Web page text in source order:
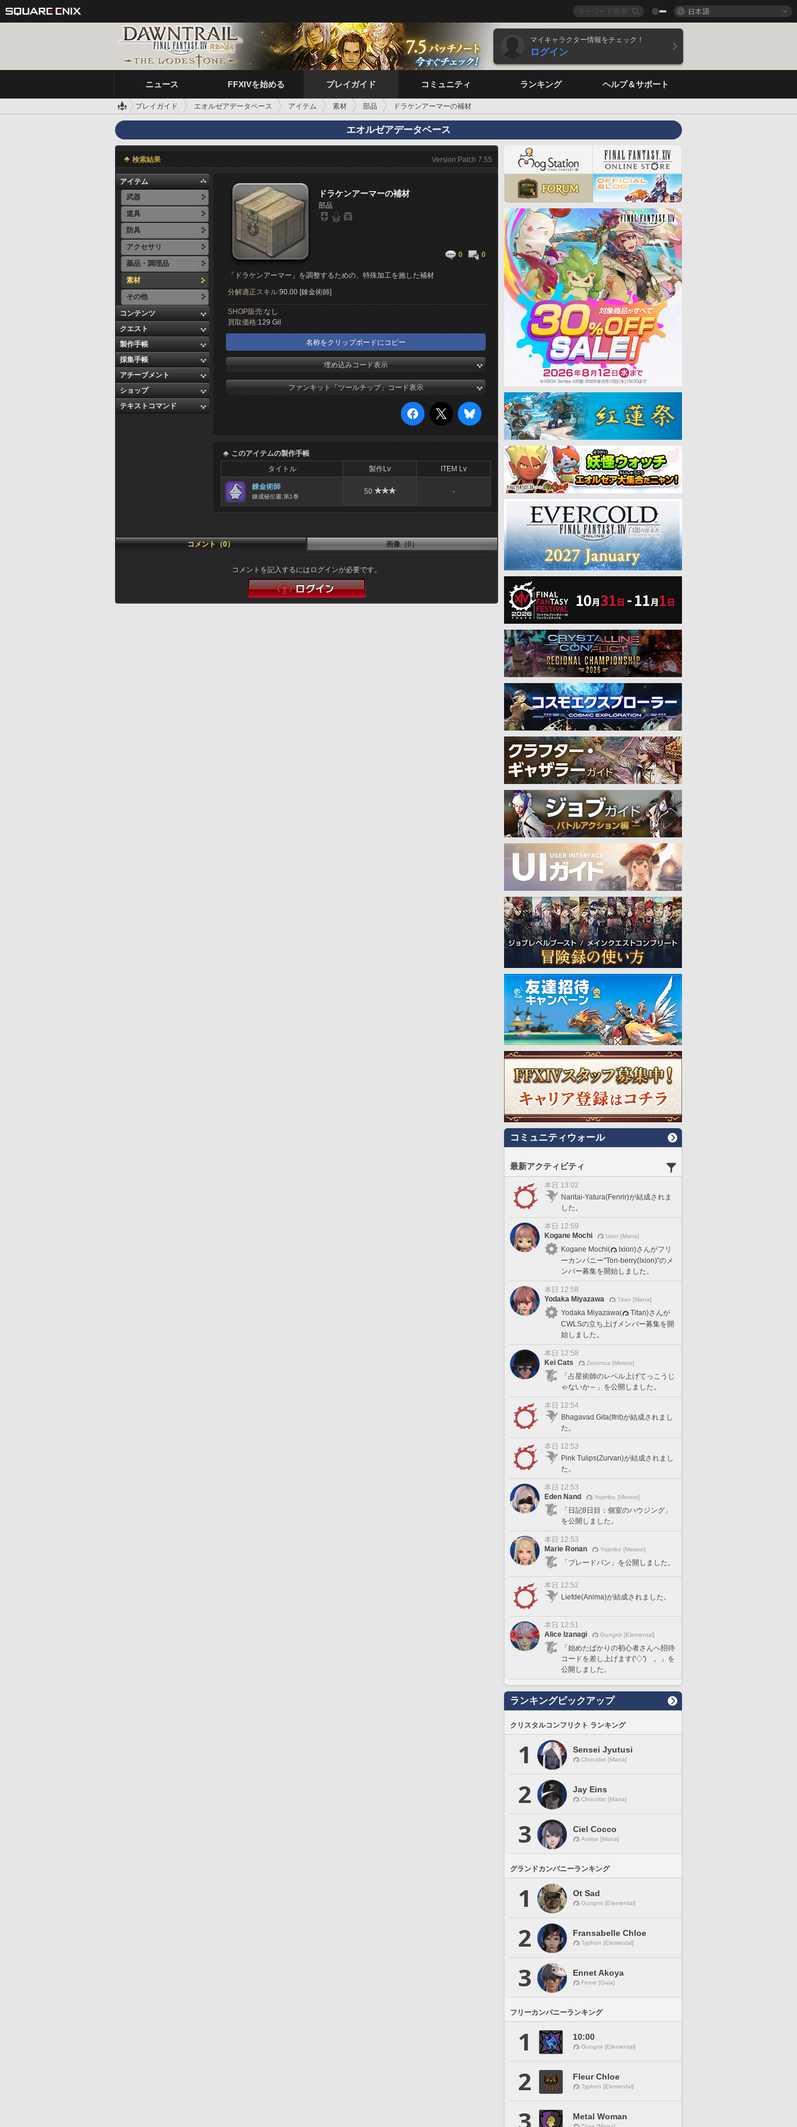
日本語
マイキャラクター情報をチェック！
ログイン
ニュース FFXIVを始める プレイガイド コミュニティ ランキング ヘルプ＆サポート
プレイガイド エオルゼアデータベース アイテム 素材 部品 ドラケンアーマーの補材
エオルゼアデータベース
検索結果 Version:Patch 7.55
アイテム
武器
道具
防具
アクセサリ
薬品・調理品
素材
その他
コンテンツ
クエスト
製作手帳
採集手帳
アチーブメント
ショップ
テキストコマンド
ドラケンアーマーの補材
部品
0 0
「ドラケンアーマー」を調整するための、特殊加工を施した補材
分解適正スキル:90.00 [錬金術師]
SHOP販売:なし
買取価格:129 Gil
名称をクリップボードにコピー
埋め込みコード表示
ファンキット「ツールチップ」コード表示
このアイテムの製作手帳
タイトル
製作Lv ITEM Lv
錬金術師
錬成秘伝書:第1巻
50 -
コメント（0） 画像（0）
コメントを記入するにはログインが必要です。
コミュニティウォール
最新アクティビティ
本日 13:02
Naritai-Yatura(Fenrir)が結成されま
した。
本日 12:59
Kogane Mochi
Ixion [Mana]
Kogane Mochi(
Ixion)さんがフリ
ーカンパニー"Ton-berry(Ixion)"のメ
ンバー募集を開始しました。
本日 12:58
Yodaka Miyazawa
Titan [Mana]
Yodaka Miyazawa(
Titan)さんが
CWLSの立ち上げメンバー募集を開
始しました。
本日 12:58
Kei Cats
Zeromus [Meteor]
「占星術師のレベル上げてっこうじ
ゃないか～」を公開しました。
本日 12:54
Bhagavad.Gita(Ifrit)が結成されまし
た。
本日 12:53
Pink Tulips(Zurvan)が結成されまし
た。
本日 12:53
Eden Nand
Yojimbo [Meteor]
「日記8日目：個室のハウジング」
を公開しました。
本日 12:53
Marie Ronan
Yojimbo [Meteor]
「ブレードバン」を公開しました。
本日 12:52
Liefde(Anima)が結成されました。
本日 12:51
Alice Izanagi
Gungnir [Elemental]
「始めたばかりの初心者さんへ招待
コードを差し上げます('◇')ゞ。」を
公開しました。
ランキングピックアップ
クリスタルコンフリクト ランキング
1 Sensei Jyutusi
Chocobo [Mana]
2 Jay Eins
Chocobo [Mana]
3 Ciel Cocco
Anima [Mana]
グランドカンパニーランキング
1 Ot Sad
Gungnir [Elemental]
2 Fransabelle Chloe
Typhon [Elemental]
3 Ennet Akoya
Fenrir [Gaia]
フリーカンパニーランキング
1 10:00
Gungnir [Elemental]
2 Fleur Chloe
Typhon [Elemental]
Metal Woman